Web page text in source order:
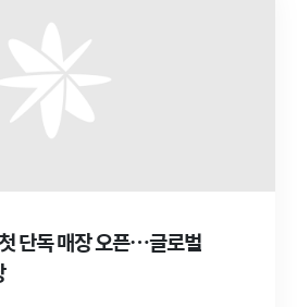
단독 매장 오픈…글로벌